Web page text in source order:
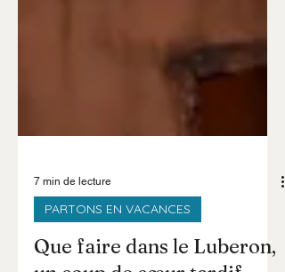
7 min de lecture
PARTONS EN VACANCES